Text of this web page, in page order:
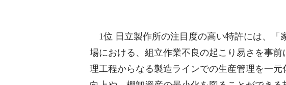
1位 日立製作所の注目度の高い特許には、「
場における、組立作業不良の起こり易さを事
理工程からなる製造ラインでの生産管理を一